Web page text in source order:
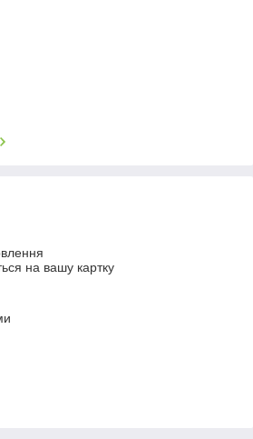
на вашу картку